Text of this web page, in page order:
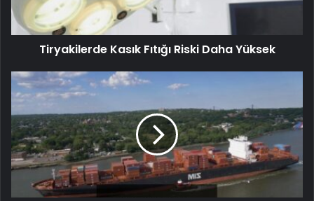
Tiryakilerde Kasık Fıtığı Riski Daha Yüksek